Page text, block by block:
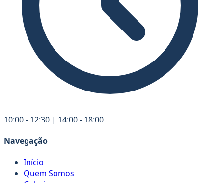
10:00 - 12:30 | 14:00 - 18:00
Navegação
Início
Quem Somos